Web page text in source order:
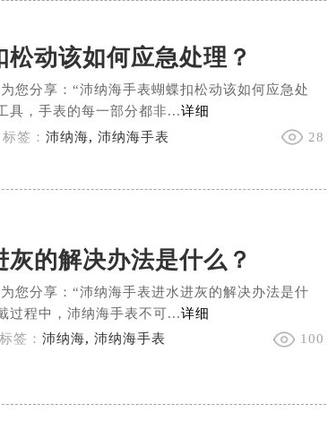
动该如何应急处理？
您分享：“沛纳海手表蝴蝶扣松动该如何应急处
具，手表的每一部分都非...详细
标签：沛纳海,沛纳海手表 28
的解决办法是什么？
您分享：“沛纳海手表进水进灰的解决办法是什
过程中，沛纳海手表不可...详细
标签： 沛纳海, 沛纳海手表 100